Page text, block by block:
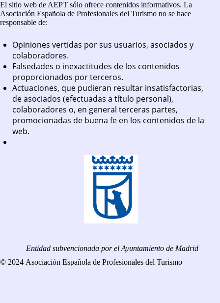
El sitio web de AEPT sólo ofrece contenidos informativos. La
Asociación Española de Profesionales del Turismo no se hace
responsable de:
Opiniones vertidas por sus usuarios, asociados y
colaboradores.
Falsedades o inexactitudes de los contenidos
proporcionados por terceros.
Actuaciones, que pudieran resultar insatisfactorias,
de asociados (efectuadas a título personal),
colaboradores o, en general terceras partes,
promocionadas de buena fe en los contenidos de la
web.
Entidad subvencionada por el Ayuntamiento de Madrid
© 2024 Asociación Española de Profesionales del Turismo